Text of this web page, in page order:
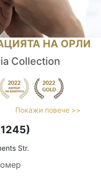
НА ОРЛИ
Collection
Покажи повече >>
Str.